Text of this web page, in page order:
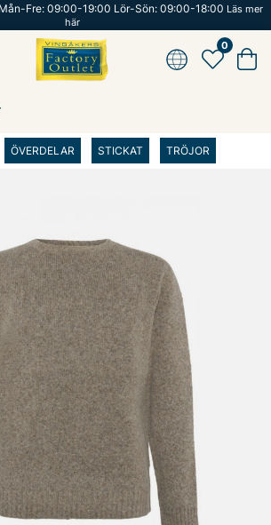
Fre: 09:00-19:00 Lör-Sön: 09:00-18:00 Läs mer
här
0
ÖVERDELAR STICKAT TRÖJOR